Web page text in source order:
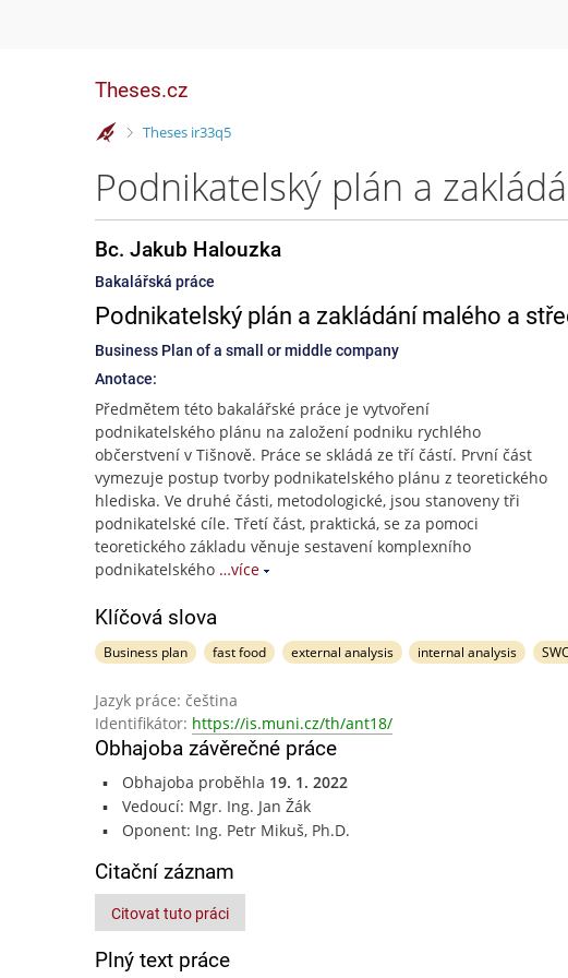
Theses.cz
>
Theses ir33q5
Bc. Jakub Halouzka
Bakalářská práce
Podnikatelský plán a zakládání malého a
Business Plan of a small or middle company
Anotace:
Předmětem této bakalářské práce je vytvoření
podnikatelského plánu na založení podniku rychlého
občerstvení v Tišnově. Práce se skládá ze tří částí. První část
vymezuje postup tvorby podnikatelského plánu z teoretického
hlediska. Ve druhé části, metodologické, jsou stanoveny tři
podnikatelské cíle. Třetí část, praktická, se za pomoci
teoretického základu věnuje sestavení komplexního
podnikatelského …více
Klíčová slova
Business plan fast food external analysis internal analysis
Jazyk práce: čeština
Identifikátor: https://is.muni.cz/th/ant18/
Obhajoba závěrečné práce
Obhajoba proběhla 19. 1. 2022
Vedoucí: Mgr. Ing. Jan Žák
Oponent: Ing. Petr Mikuš, Ph.D.
Citační záznam
Citovat tuto práci
Plný text práce